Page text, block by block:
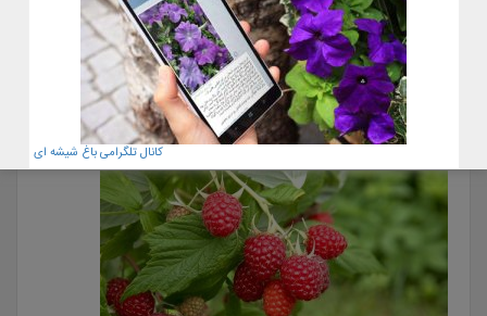
معرفی گل گوشت خوار کوزه ای٫ نپانتس
کانال تلگرامی باغ شیشه ای